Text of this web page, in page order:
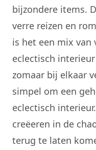
bijzondere items.
verre reizen en
is het een mix van
eclectisch
zomaar bij elkaar
simpel om een
eclectisch
creëeren in de
terug te laten